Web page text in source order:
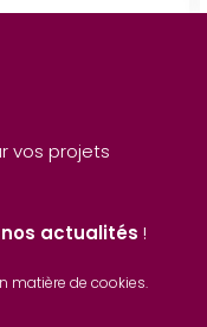
vos projets
nos actualités !
matière de cookies.